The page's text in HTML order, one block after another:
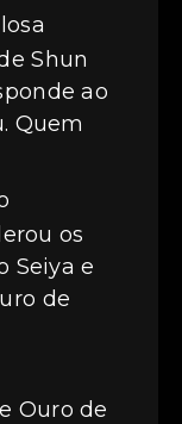
Shun
ao
Quem
os
Seiya e
de
Ouro de